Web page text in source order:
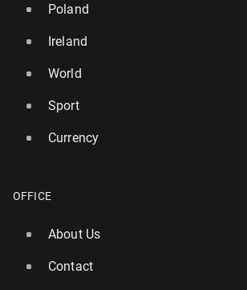
Poland
Ireland
World
Sport
Currency
OFFICE
About Us
Contact